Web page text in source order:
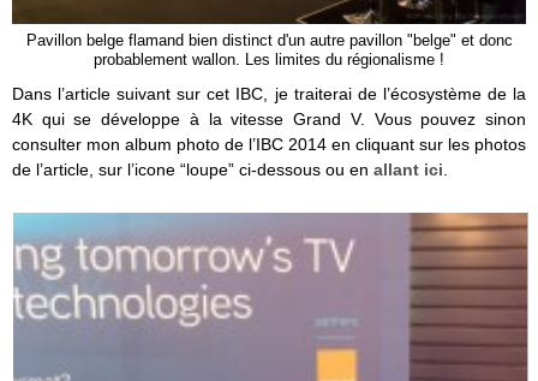
Pavillon belge flamand bien distinct d'un autre pavillon "belge" et donc
probablement wallon. Les limites du régionalisme !
Dans l’article suivant sur cet IBC, je traiterai de l’écosystème de la
4K qui se développe à la vitesse Grand V. Vous pouvez sinon
consulter mon album photo de l’IBC 2014 en cliquant sur les photos
de l’article, sur l’icone “loupe” ci-dessous ou en allant ici